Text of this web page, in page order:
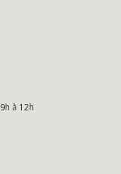
à 12h